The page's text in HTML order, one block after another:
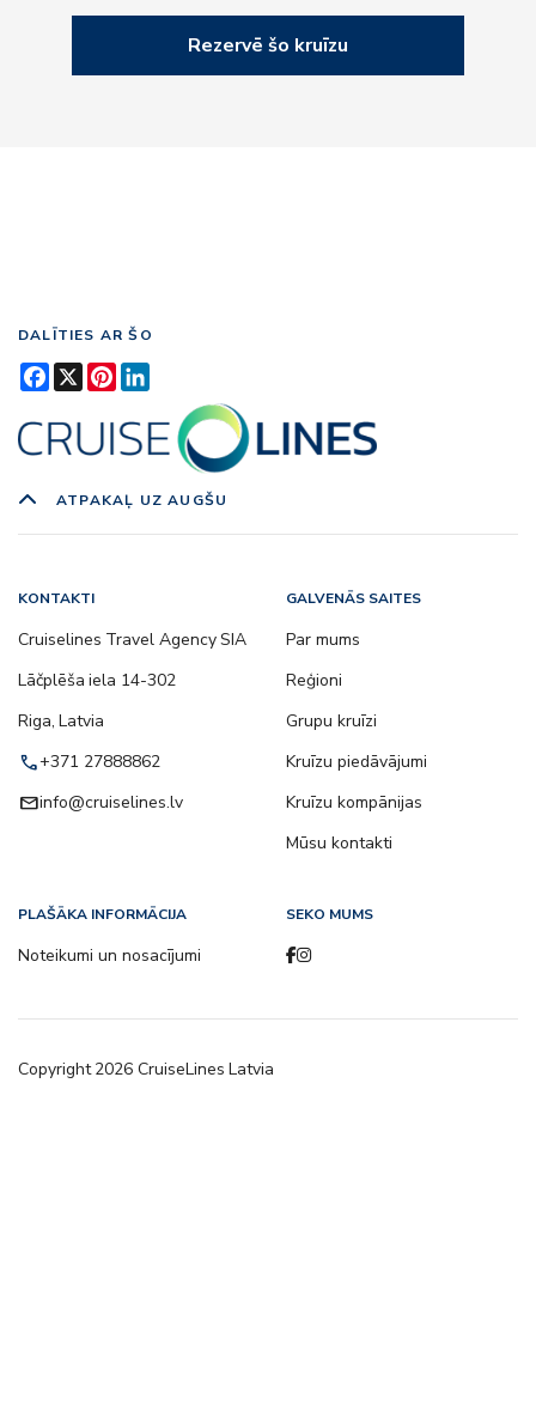
Rezervē šo kruīzu
DALĪTIES AR ŠO
Facebook
X Pinterest
ATPAKAĻ UZ AUGŠU
KONTAKTI
Cruiselines Travel Agency SIA
Lāčplēša iela 14-302
Riga, Latvia
call+371 27888862
emailinfo@cruiselines.lv
GALVENĀS SAITES
Par mums
Reģioni
Grupu kruīzi
Kruīzu piedāvājumi
Kruīzu kompānijas
Mūsu kontakti
PLAŠĀKA INFORMĀCIJA
Noteikumi un nosacījumi
SEKO MUMS
Copyright2026 CruiseLines Latvia